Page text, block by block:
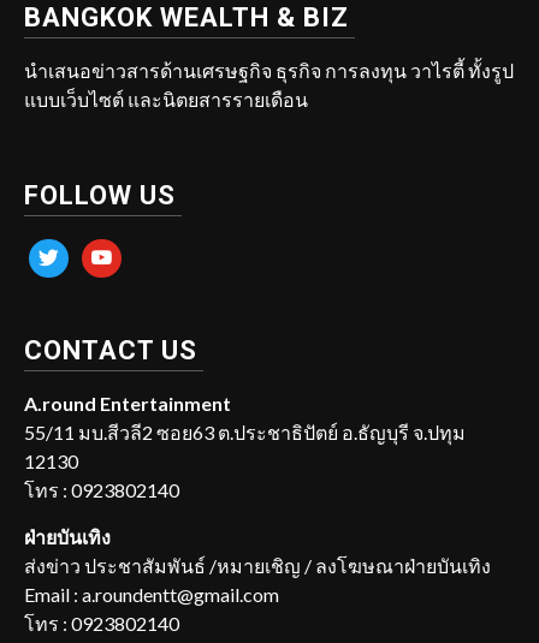
BANGKOK WEALTH & BIZ
นำเสนอข่าวสารด้านเศรษฐกิจ ธุรกิจ การลงทุน วาไรตี้ ทั้งรูป
แบบเว็บไซต์ และนิตยสารรายเดือน
FOLLOW US
twitter youtube
CONTACT US
A.round Entertainment
55/11 มบ.สีวลี2 ซอย63 ต.ประชาธิปัตย์ อ.ธัญบุรี จ.ปทุม
12130
โทร : 0923802140
ฝ่ายบันเทิง
ส่งข่าว ประชาสัมพันธ์ /หมายเชิญ / ลงโฆษณาฝ่ายบันเทิง
Email : a.roundentt@gmail.com
โทร : 0923802140